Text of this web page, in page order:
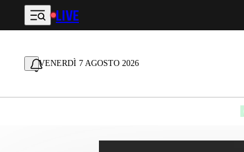
Vai al contenuto principale
LIVE
VENERDÌ 7 AGOSTO 2026